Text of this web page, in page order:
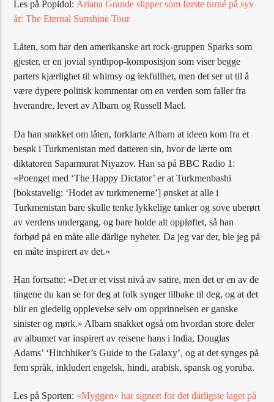
Les på Popidol: Ariana Grande slipper som første turné på syv
år: The Eternal Sunshine Tour
Låten, som har den amerikanske art rock-gruppen Sparks som
gjester, er en jovial synthpop-komposisjon som viser begge
parters kjærlighet til whimsy og lekfullhet, men det ser ut til å
være dypere politisk kommentar om en verden som faller fra
hverandre, levert av Albarn og Russell Mael.
Da han snakket om låten, forklarte Albarn at ideen kom fra et
besøk i Turkmenistan med datteren sin, hvor de lærte om
diktatoren Saparmurat Niyazov. Han sa på BBC Radio 1:
«Poenget med ‘The Happy Dictator’ er at Turkmenbashi
[bokstavelig: ‘Hodet av turkmenerne’] ønsket at alle i
Turkmenistan bare skulle tenke lykkelige tanker og sove uberørt
av verdens undergang, og bare holde alt oppløftet, så han
forbød på en måte alle dårlige nyheter. Da jeg var der, ble jeg på
en måte inspirert av det.»
Han fortsatte: «Det er et visst nivå av satire, men det er en av de
tingene du kan se for deg at folk synger tilbake til deg, og at det
blir en gledelig opplevelse selv om opprinnelsen er ganske
sinister og mørk.» Albarn snakket også om hvordan store deler
av albumet var inspirert av reisene hans i India, Douglas
Adams’ ‘Hitchhiker’s Guide to the Galaxy’, og at det synges på
fem språk, inkludert engelsk, hindi, arabisk, spansk og yoruba.
Les på Sporten: «Myggen» har signert for det dårligste laget på